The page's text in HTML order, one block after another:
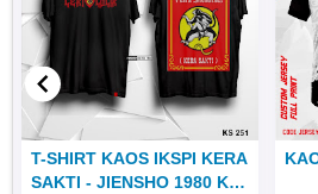
T-SHIRT KAOS IKSPI KERA
SAKTI - JIENSHO 1980 KS